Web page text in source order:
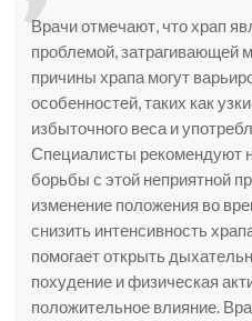
Врачи отмечают, что храп
проблемой, затрагивающей
причины храпа могут
особенностей, таких как
избыточного веса и
Специалисты рекомендуют
борьбы с этой неприятной
изменение положения во
снизить интенсивность
помогает открыть
похудение и физическая
положительное влияние.